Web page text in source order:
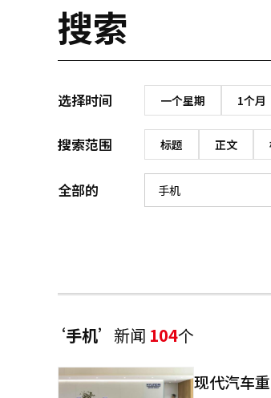
搜索
选择时间 一个星期 1个月
搜索范围 标题 正文
全部的
‘手机’ 新闻 104个
现代汽车